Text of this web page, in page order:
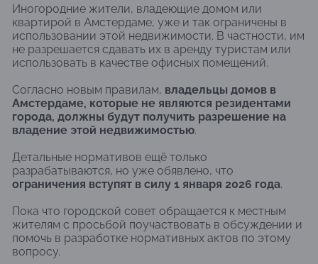
Иногородние жители, владеющие домом или
квартирой в Амстердаме, уже и так ограничены в
использовании этой недвижимости. В частности, им
не разрешается сдавать их в аренду туристам или
использовать в качестве офисных помещений.
Согласно новым правилам, владельцы домов в
Амстердаме, которые не являются резидентами
города, должны будут получить разрешение на
владение этой недвижимостью.
Детальные нормативов ещё только
разрабатываются, но уже обявлено, что
ограничения вступят в силу 1 января 2026 года.
Пока что городской совет обращается к местным
жителям с просьбой поучаствовать в обсуждении и
помочь в разработке нормативных актов по этому
вопросу.